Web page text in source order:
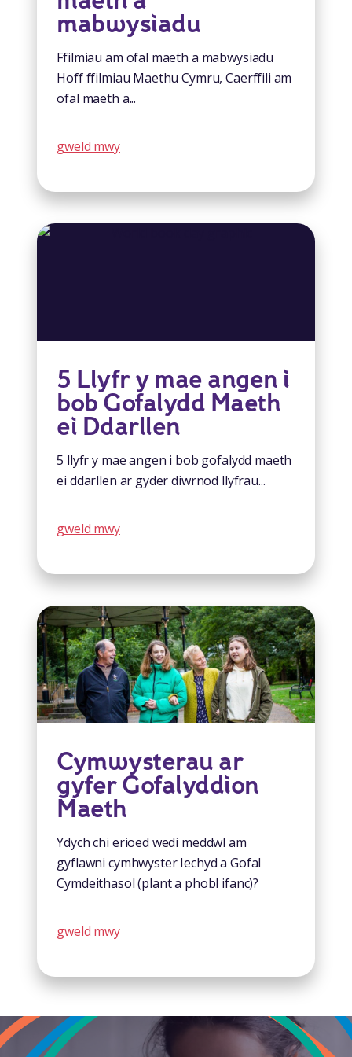
mabwysiadu
Ffilmiau am ofal maeth a mabwysiadu
Hoff ffilmiau Maethu Cymru, Caerffili am
ofal maeth a...
gweld mwy
5 Llyfr y mae angen i
bob Gofalydd Maeth
ei Ddarllen
5 llyfr y mae angen i bob gofalydd maeth
ei ddarllen ar gyder diwrnod llyfrau...
gweld mwy
Cymwysterau ar
gyfer Gofalyddion
Maeth
Ydych chi erioed wedi meddwl am
gyflawni cymhwyster Iechyd a Gofal
Cymdeithasol (plant a phobl ifanc)?
gweld mwy